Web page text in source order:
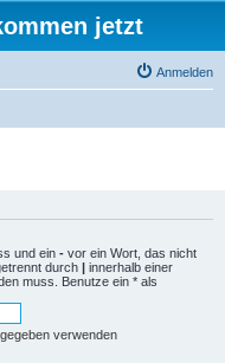
jetzt
Anmelden
und ein - vor ein Wort, das nicht
durch | innerhalb einer
muss. Benutze ein * als
verwenden